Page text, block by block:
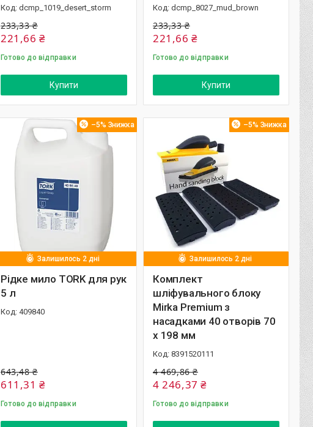
dcmp_1019_desert_storm
233,33 ₴
221,66 ₴
Готово до відправки
Купити
dcmp_8027_mud_brown
233,33 ₴
221,66 ₴
Готово до відправки
Купити
–5%
Залишилось 2 дні
Рідке мило TORK для рук
5 л
409840
643,48 ₴
611,31 ₴
Готово до відправки
–5%
Залишилось 2 дні
Комплект
шліфувального блоку
Mirka Premium з
насадками 40 отворів 70
x 198 мм
8391520111
4 469,86 ₴
4 246,37 ₴
Готово до відправки